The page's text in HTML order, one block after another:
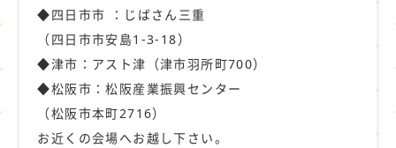
◆四日市市 ：じばさん三重
（四日市市安島1-3-18）
◆津市：アスト津（津市羽所町700）
◆松阪市：松阪産業振興センター
（松阪市本町2716）
お近くの会場へお越し下さい。